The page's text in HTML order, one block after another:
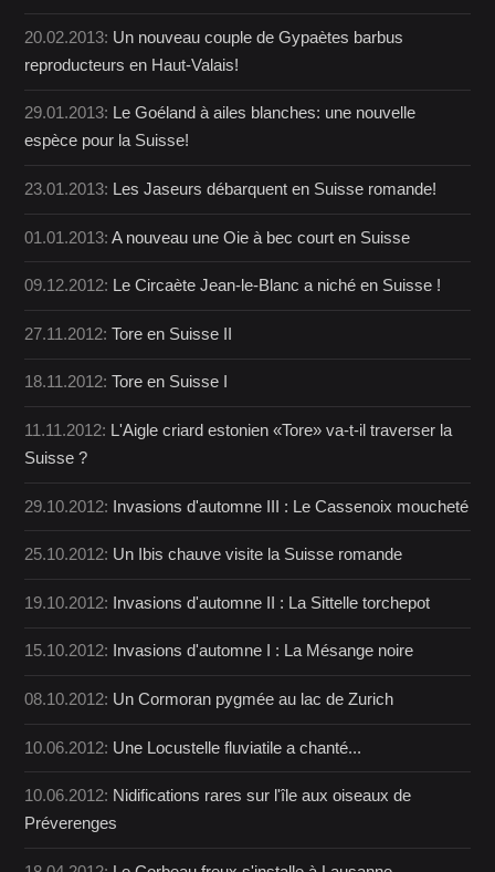
20.02.2013: Un nouveau couple de Gypaètes barbus
reproducteurs en Haut-Valais!
29.01.2013: Le Goéland à ailes blanches: une nouvelle
espèce pour la Suisse!
23.01.2013: Les Jaseurs débarquent en Suisse romande!
01.01.2013:A nouveau une Oie à bec court en Suisse
09.12.2012: Le Circaète Jean-le-Blanc a niché en Suisse !
27.11.2012:Tore en Suisse II
18.11.2012:Tore en Suisse I
11.11.2012: L'Aigle criard estonien «Tore» va-t-il traverser la
Suisse ?
29.10.2012: Invasions d'automne III : Le Cassenoix moucheté
25.10.2012: Un Ibis chauve visite la Suisse romande
19.10.2012: Invasions d'automne II : La Sittelle torchepot
15.10.2012: Invasions d'automne I : La Mésange noire
08.10.2012: Un Cormoran pygmée au lac de Zurich
10.06.2012: Une Locustelle fluviatile a chanté...
10.06.2012: Nidifications rares sur l'île aux oiseaux de
Préverenges